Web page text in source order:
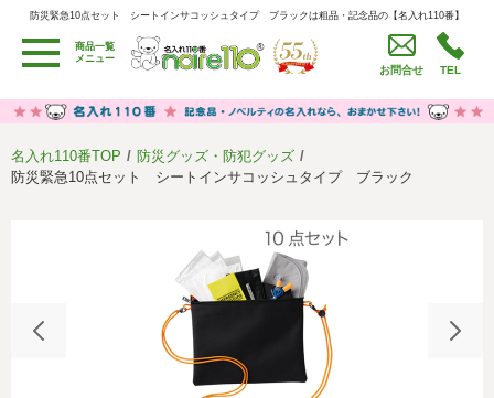
防災緊急10点セット シートインサコッシュタイプ ブラックは粗品・記念品の【名入れ110番】
防災緊急10点セット シートインサコッシュタイプ ブラックは粗品・記念品の【名入れ110番】
商品一覧
メニュー
お問合せ TEL
用途別カテゴリ
卒園・卒業記念品
労働組合・設立記念・周年記念
うちわ・扇子・ファン
イベント・パーティーグッズ
セール品グッズ
名入れについて
社会貢献活動 特定商取引法に基づく表記
著作権と推奨環境について プライバシーポリシー
名入れ110番TOP
防災グッズ・防犯グッズ
防災緊急10点セット シートインサコッシュタイプ ブラック